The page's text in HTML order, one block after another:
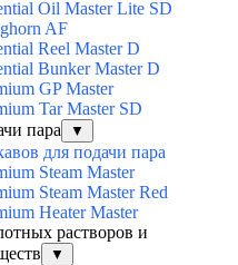
Oil Master Lite SD
AF
Reel Master D
Bunker Master D
GP Master
Tar Master SD
пара
▼
для подачи пара
Steam Master
Steam Master Red
Heater Master
растворов и
▼